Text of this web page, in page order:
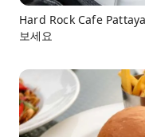
Hard Rock Cafe
보세요